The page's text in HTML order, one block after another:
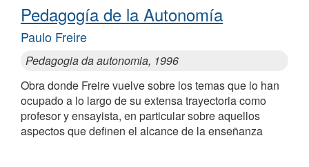
Pedagogía de la Autonomía
Paulo Freire
Pedagogia da autonomia, 1996
Obra donde Freire vuelve sobre los temas que lo han
ocupado a lo largo de su extensa trayectoria como
profesor y ensayista, en particular sobre aquellos
aspectos que definen el alcance de la enseñanza